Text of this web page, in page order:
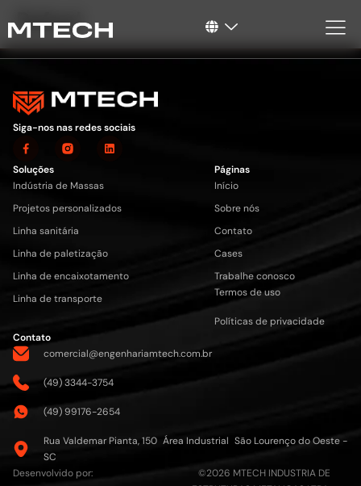
Rafael
Siga-nos nas redes sociais
Soluções
Indústria de Massas
Projetos personalizados
Linha sanitária
Linha de paletização
Linha de encaixotamento
Linha de transporte
Páginas
Início
Sobre nós
Contato
Cases
Trabalhe conosco
Termos de uso
Políticas de privacidade
Contato
comercial@engenhariamtech.com.br
(49) 3344-3754
(49) 99176-2654
Rua Valdemar Pianta, 150 Área Industrial São Lourenço do Oeste -
SC
Desenvolvido por:
©2026 MTECH INDUSTRIA DE